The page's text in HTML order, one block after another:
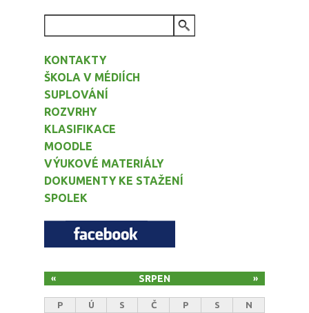
KONTAKTY
ŠKOLA V MÉDIÍCH
SUPLOVÁNÍ
ROZVRHY
KLASIFIKACE
MOODLE
VÝUKOVÉ MATERIÁLY
DOKUMENTY KE STAŽENÍ
SPOLEK
SRPEN
« »
P Ú S Č P S
N